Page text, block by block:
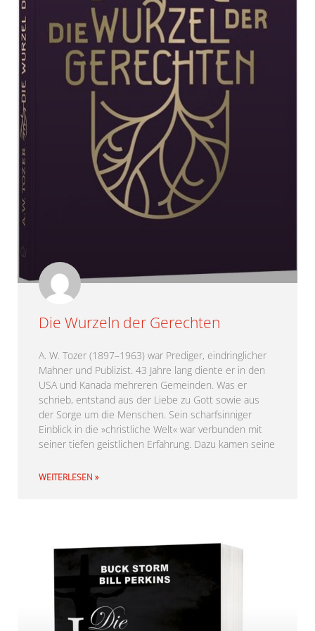
Die Wurzeln der Gerechten
A. W. Tozer (1897–1963) war Prediger, eindringlicher
Mahner und Publizist. 43 Jahre lang diente er in den
USA und Kanada mehreren Gemeinden. Was er
schrieb, entstand aus der Liebe zu Gott sowie aus
der Sorge um die Menschen. Sein scharfsinniger
Einblick in die »christliche Welt« war verbunden mit
seiner tiefen geistlichen Erfahrung. Dazu kamen seine
WEITERLESEN »